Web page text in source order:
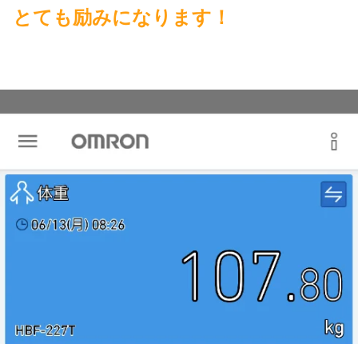
とても励みになります！